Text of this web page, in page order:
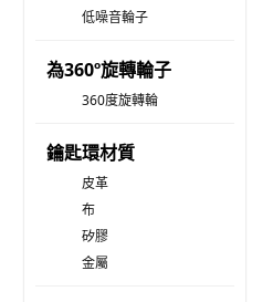
低噪音輪子
為360º旋轉輪子
360度旋轉輪
鑰匙環材質
皮革
布
矽膠
金屬